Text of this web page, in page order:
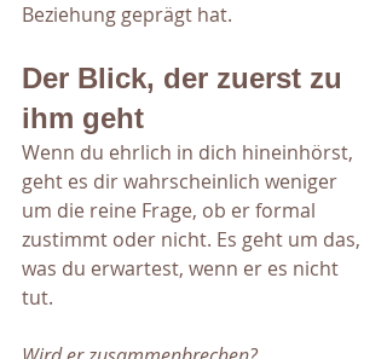
Beziehung geprägt hat.
Der Blick, der zuerst zu
ihm geht
Wenn du ehrlich in dich hineinhörst,
geht es dir wahrscheinlich weniger
um die reine Frage, ob er formal
zustimmt oder nicht. Es geht um das,
was du erwartest, wenn er es nicht
tut.